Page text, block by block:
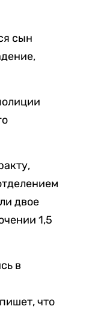
сын
двое
1,5
в
что